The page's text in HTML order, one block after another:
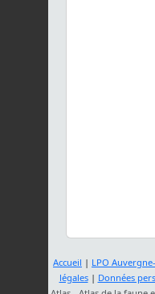
Accueil | LPO
légales| Données